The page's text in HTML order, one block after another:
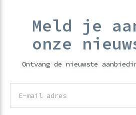
Meld je
onze
Ontvang de nieuwste